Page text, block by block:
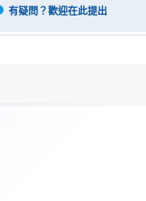
有疑問？歡迎在此提出